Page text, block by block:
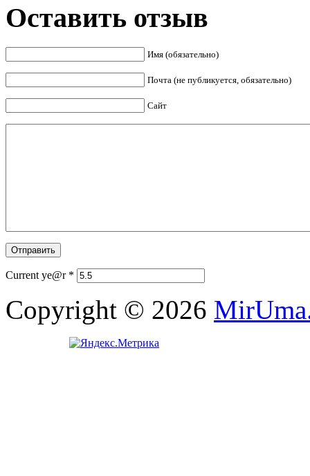
Оставить отзыв
Имя (обязательно)
Почта (не публикуется, обязательно)
Сайт
Current ye@r *
Copyright © 2026